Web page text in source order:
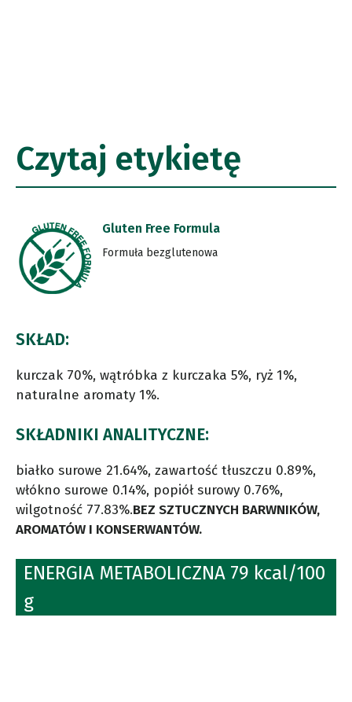
Czytaj etykietę
Gluten Free Formula
Formuła bezglutenowa
SKŁAD:
kurczak 70%, wątróbka z kurczaka 5%, ryż 1%,
naturalne aromaty 1%.
SKŁADNIKI ANALITYCZNE:
białko surowe 21.64%, zawartość tłuszczu 0.89%,
włókno surowe 0.14%, popiół surowy 0.76%,
wilgotność 77.83%.BEZ SZTUCZNYCH BARWNIKÓW,
AROMATÓW I KONSERWANTÓW.
ENERGIA METABOLICZNA 79 kcal/100
g